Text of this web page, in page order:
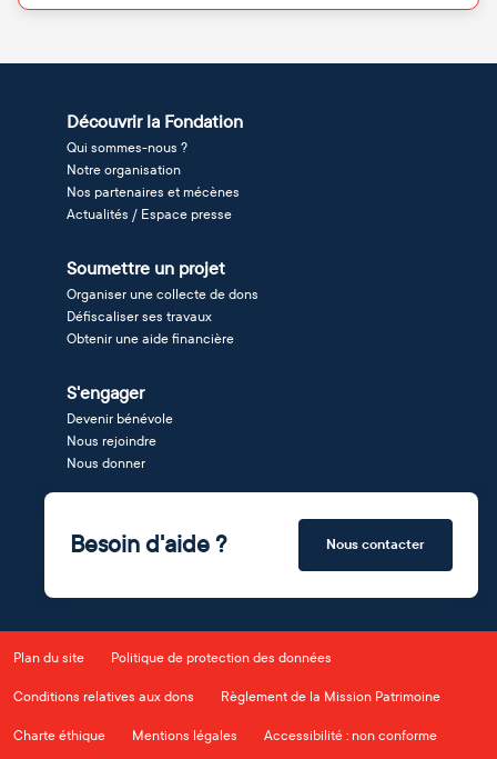
Découvrir la Fondation
Qui sommes-nous ?
Notre organisation
Nos partenaires et mécènes
Actualités / Espace presse
Soumettre un projet
Organiser une collecte de dons
Défiscaliser ses travaux
Obtenir une aide financière
S'engager
Devenir bénévole
Nous rejoindre
Nous donner
Besoin d'aide ? Nous contacter
Plan du site Politique de protection des données
Conditions relatives aux dons Règlement de la Mission Patrimoine
Charte éthique Mentions légales Accessibilité : non conforme